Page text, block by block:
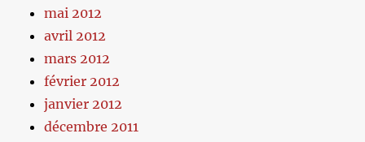
mai 2012
avril 2012
mars 2012
février 2012
janvier 2012
décembre 2011